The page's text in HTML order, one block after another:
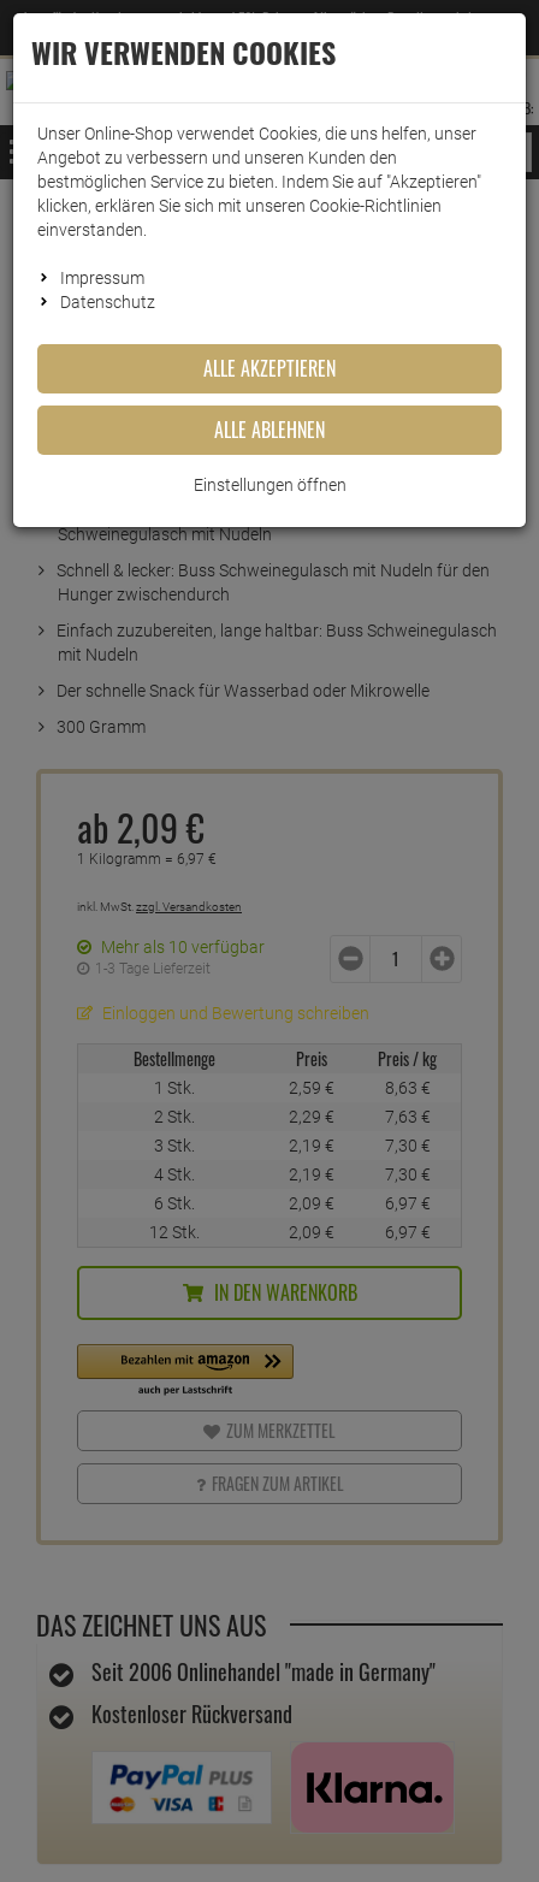
Jetzt für den Newsletter entscheiden und 5% Rabatt auf Ihre nächste Bestellung erhalten
–Zum Newsletter
ANMELDEN
AUFKLAPPEN
MERKZETTEL
WARENKORB:
MENÜ
Weiter einkaufen www.wark24.de Lebensmittel Fertiggerichte
Buss Schweinegulasch mit Nudeln 300g
Buss Schweinegulasch mit
Nudeln 300g
Artikel-Nummer:10016697
Schweinegulasch mit Nudeln
Schnell & lecker: Buss Schweinegulasch mit Nudeln für den
Hunger zwischendurch
Einfach zuzubereiten, lange haltbar: Buss Schweinegulasch
mit Nudeln
Der schnelle Snack für Wasserbad oder Mikrowelle
300 Gramm
ab 2,09€
1 Kilogramm = 6,97 €
inkl. MwSt. zzgl. Versandkosten
Mehr als 10 verfügbar
1-3 Tage Lieferzeit
Einloggen und Bewertung schreiben
Bestellmenge Preis Preis / kg
1 Stk. 2, 59 € 8, 63 €
2 Stk.
2, 29 € 7, 63 €
3 Stk.
2, 19 € 7, 30 €
4 Stk.
2, 19 € 7, 30 €
6 Stk.
2, 09 € 6, 97 €
12 Stk.
2, 09 € 6, 97 €
IN DEN WARENKORB
ZUM MERKZETTEL
FRAGEN ZUM ARTIKEL
DAS ZEICHNET UNS AUS
Seit 2006 Onlinehandel "made in Germany"
Kostenloser Rückversand
WIR VERWENDEN COOKIES
Unser Online-Shop verwendet Cookies, die uns helfen, unser
Angebot zu verbessern und unseren Kunden den
bestmöglichen Service zu bieten. Indem Sie auf "Akzeptieren"
klicken, erklären Sie sich mit unseren Cookie-Richtlinien
einverstanden.
Impressum
Datenschutz
ALLE AKZEPTIEREN
ALLE ABLEHNEN
Einstellungen öffnen